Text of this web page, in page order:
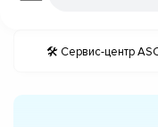
🛠 Сервис-центр